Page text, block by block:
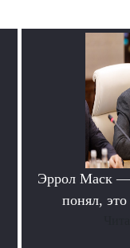
Эррол Маск
понял, это